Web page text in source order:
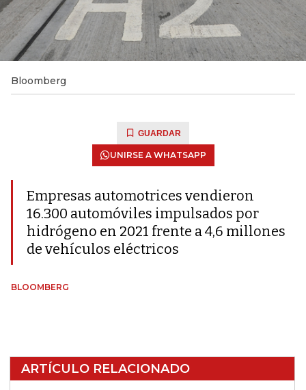
Bloomberg
GUARDAR
UNIRSE A WHATSAPP
Empresas automotrices vendieron
16.300 automóviles impulsados ​​por
hidrógeno en 2021 frente a 4,6 millones
de vehículos eléctricos
BLOOMBERG
ARTÍCULO RELACIONADO